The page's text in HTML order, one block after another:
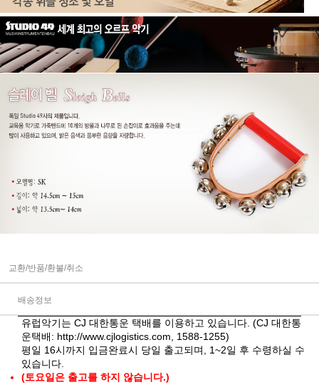
교환/반품/환불/취소
배송정보
유럽악기는 CJ 대한통운 택배를 이용하고 있습니다. (CJ 대한통
운택배: http://www.cjlogistics.com , 1588-1255)
평일 16시까지 입금완료시 당일 출고되며, 1~2일 후 수령하실 수
있습니다.
(토요일은 출고를 하지 않습니다.)